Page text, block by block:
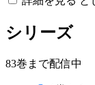
シリーズ
83巻まで配信中